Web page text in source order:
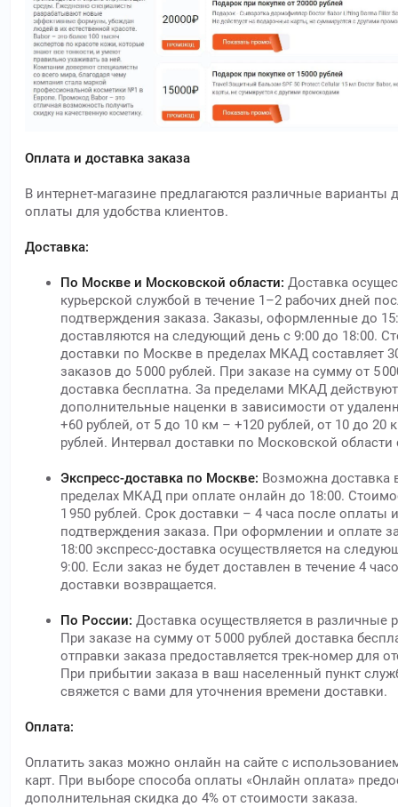
Оплата и доставка заказа
В интернет-магазине предлагаются различные варианты
оплаты для удобства клиентов.
Доставка:
По Москве и Московской области: Доставка
курьерской службой в течение 1–2 рабочих дней
подтверждения заказа. Заказы, оформленные до
доставляются на следующий день с 9:00 до 18:00.
доставки по Москве в пределах МКАД составляет
заказов до 5 000 рублей. При заказе на сумму от 5
доставка бесплатна. За пределами МКАД действуют
дополнительные наценки в зависимости от
+60 рублей, от 5 до 10 км – +120 рублей, от 10 до 20
рублей. Интервал доставки по Московской области
Экспресс-доставка по Москве: Возможна доставка
пределах МКАД при оплате онлайн до 18:00.
1 950 рублей. Срок доставки – 4 часа после оплаты и
подтверждения заказа. При оформлении и оплате
18:00 экспресс-доставка осуществляется на
9:00. Если заказ не будет доставлен в течение 4
доставки возвращается.
По России: Доставка осуществляется в различные
При заказе на сумму от 5 000 рублей доставка
отправки заказа предоставляется трек-номер для
При прибытии заказа в ваш населенный пункт
свяжется с вами для уточнения времени доставки.
Оплата:
Оплатить заказ можно онлайн на сайте с
карт. При выборе способа оплаты «Онлайн оплата»
дополнительная скидка до 4% от стоимости заказа.